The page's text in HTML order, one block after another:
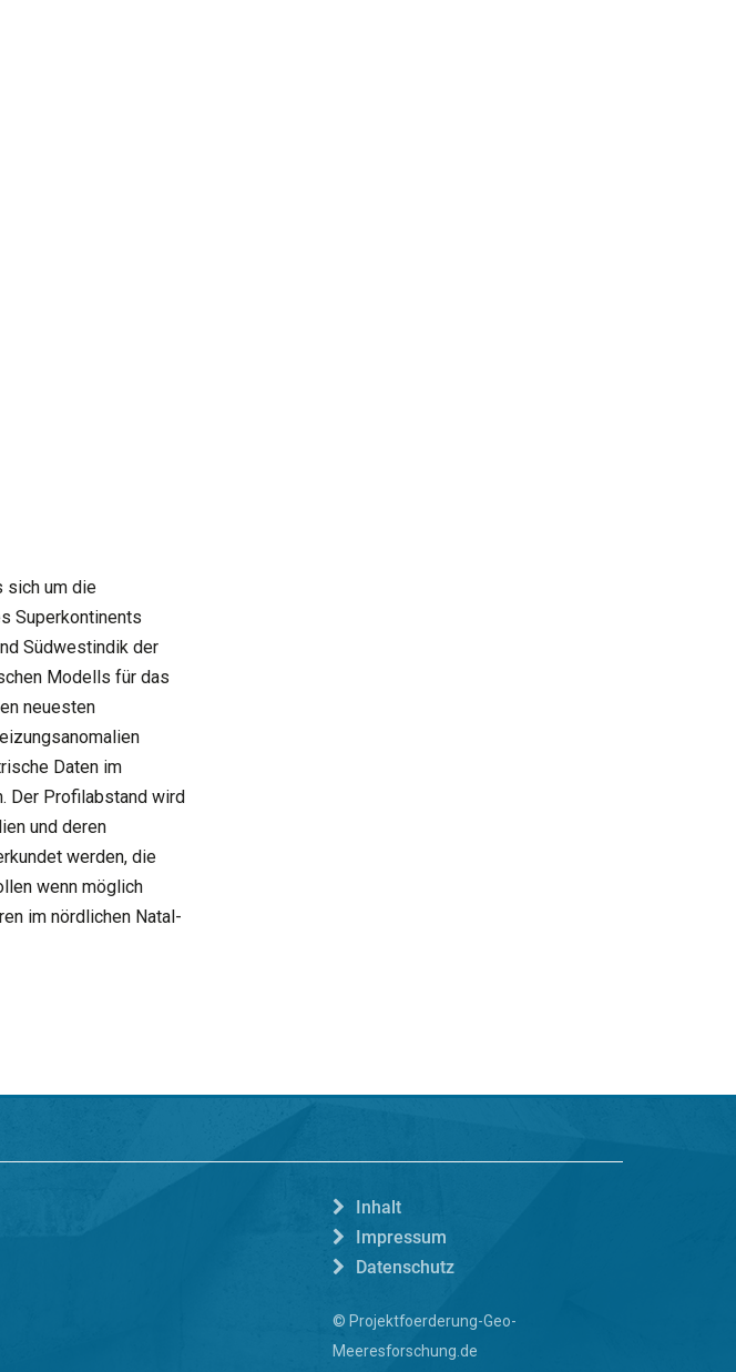
sich um die
Superkontinents
Südwestindik der
Modells für das
neuesten
Daten im
Der Profilabstand wird
und deren
werden, die
wenn möglich
im nördlichen Natal-
Inhalt
Impressum
Datenschutz
© Projektfoerderung-Geo-
Meeresforschung.de